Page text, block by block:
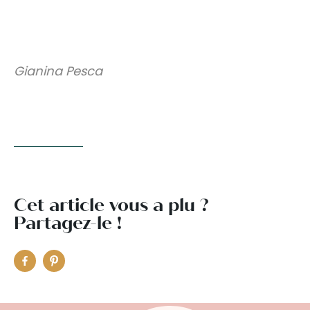
Gianina Pesca
Cet article vous a plu ?
Partagez-le !